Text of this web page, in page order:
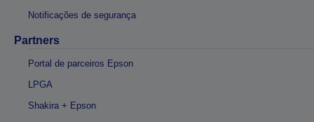
Notificações de segurança
Partners
Portal de parceiros Epson
LPGA
Shakira + Epson